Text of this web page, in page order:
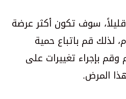
سوف تكون أكثر عرضة
لذلك قم باتباع حمية
وقم بإجراء تغييرات على
المرض.